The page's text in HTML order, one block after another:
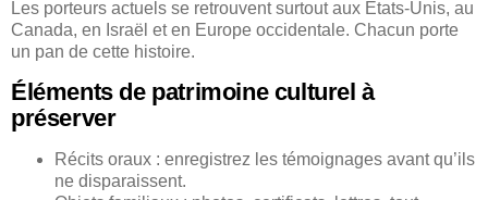
Les porteurs actuels se retrouvent surtout aux États-Unis, au
Canada, en Israël et en Europe occidentale. Chacun porte
un pan de cette histoire.
Éléments de patrimoine culturel à
préserver
Récits oraux : enregistrez les témoignages avant qu’ils
ne disparaissent.